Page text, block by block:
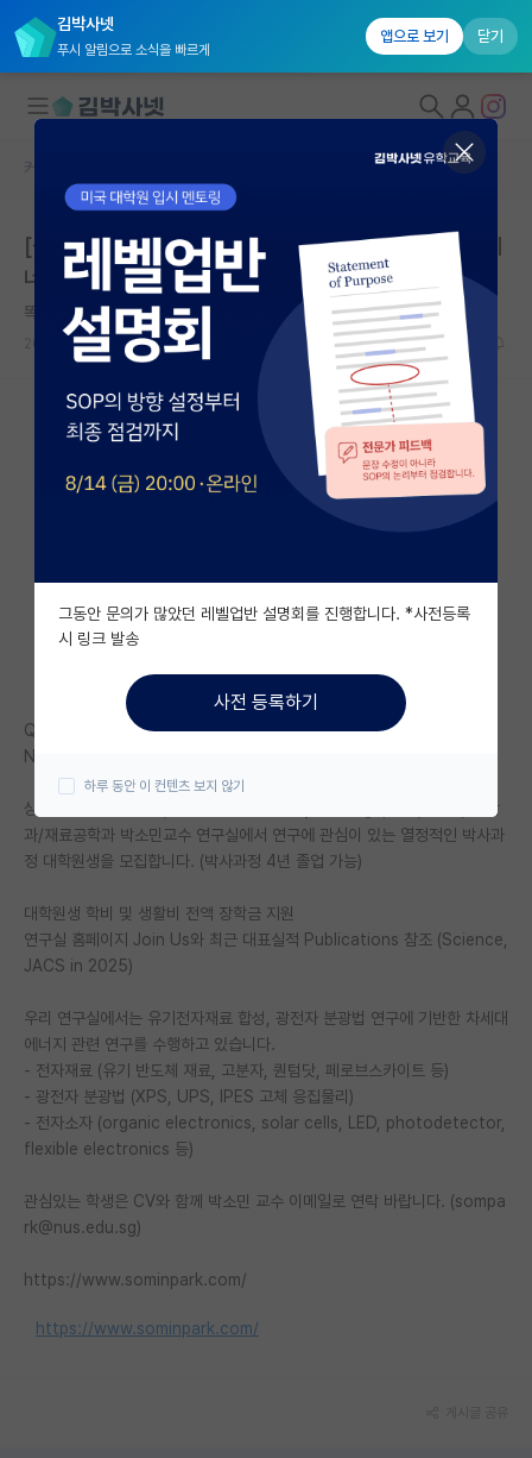
김박사넷
푸시 알림으로 소식을 빠르게
앱으로 보기 닫기
대학원생 모집
국내대학원 정보
연구실&오픈랩
커뮤니티
커뮤니티 홈
전체글보기
베스트 게시판
자유 게시판(아무개랩)
미국 유학 게시판
미국 대학원 합격 후기 게시판
대학원생 모집 게시판
연구실(PI) 홍보 게시판
석박사 채용 정보 게시판
임용 정보 게시판
학부 인턴 게시판
취업 게시판
임용 후기 게시판
PI 전용 게시판
인문사회 계열 게시판
특수/전문대학원 게시판
장학금/장학생 게시판
학술 정보 게시판
커뮤니티 홈
[싱가포르 국립대학교, NUS] 박사과정 대학원생 모집, 에
너지재료 연구실
똑똑한 아인슈타인
2025.12.31 3676
QS 세계 대학 순위 8위, QS 세계 재료과 6위, 화학과 순위 7위
NUS 박사과정 2026년 8월학기 입학 모집중 (2027년 1월학기 가능)
싱가포르 국립대학교 (National University of Singapore, NUS) 화학
과/재료공학과 박소민교수 연구실에서 연구에 관심이 있는 열정적인 박사과
정 대학원생을 모집합니다. (박사과정 4년 졸업 가능)
대학원생 학비 및 생활비 전액 장학금 지원
연구실 홈페이지 Join Us와 최근 대표실적 Publications 참조 (Science,
JACS in 2025)
우리 연구실에서는 유기전자재료 합성, 광전자 분광법 연구에 기반한 차세대
에너지 관련 연구를 수행하고 있습니다.
- 전자재료 (유기 반도체 재료, 고분자, 퀀텀닷, 페로브스카이트 등)
- 광전자 분광법 (XPS, UPS, IPES 고체 응집물리)
- 전자소자 (organic electronics, solar cells, LED, photodetector,
flexible electronics 등)
관심있는 학생은 CV와 함께 박소민 교수 이메일로 연락 바랍니다. (sompa
rk@nus.edu.sg)
https://www.sominpark.com/
https://www.sominpark.com/
그동안 문의가 많았던 레벨업반 설명회를 진행합니다. *사전등록
시 링크 발송
사전 등록하기
하루 동안 이 컨텐츠 보지 않기